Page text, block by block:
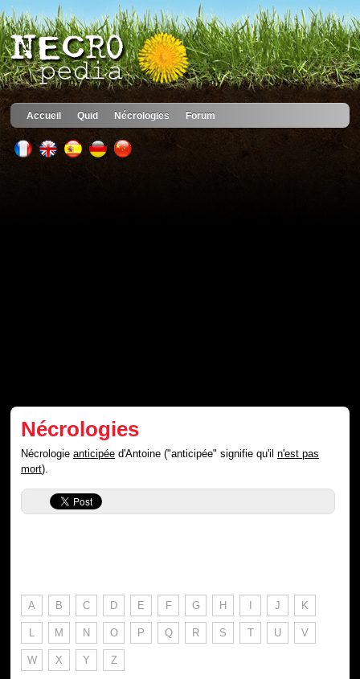
Accueil Quid Nécrologies Forum
Nécrologies
Nécrologieanticipée d'Antoine ("anticipée" signifie qu'iln'est pas
mort).
A B C D E F G H I J K
L M N O P Q R S T U V
W X Y Z